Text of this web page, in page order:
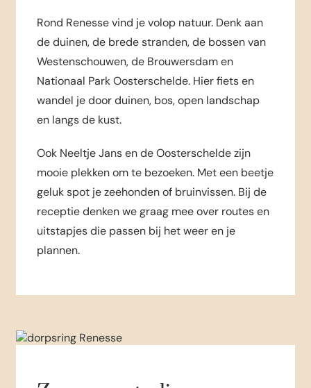
Rond Renesse vind je volop natuur. Denk aan
de duinen, de brede stranden, de bossen van
Westenschouwen, de Brouwersdam en
Nationaal Park Oosterschelde. Hier fiets en
wandel je door duinen, bos, open landschap
en langs de kust.
Ook Neeltje Jans en de Oosterschelde zijn
mooie plekken om te bezoeken. Met een beetje
geluk spot je zeehonden of bruinvissen. Bij de
receptie denken we graag mee over routes en
uitstapjes die passen bij het weer en je
plannen.